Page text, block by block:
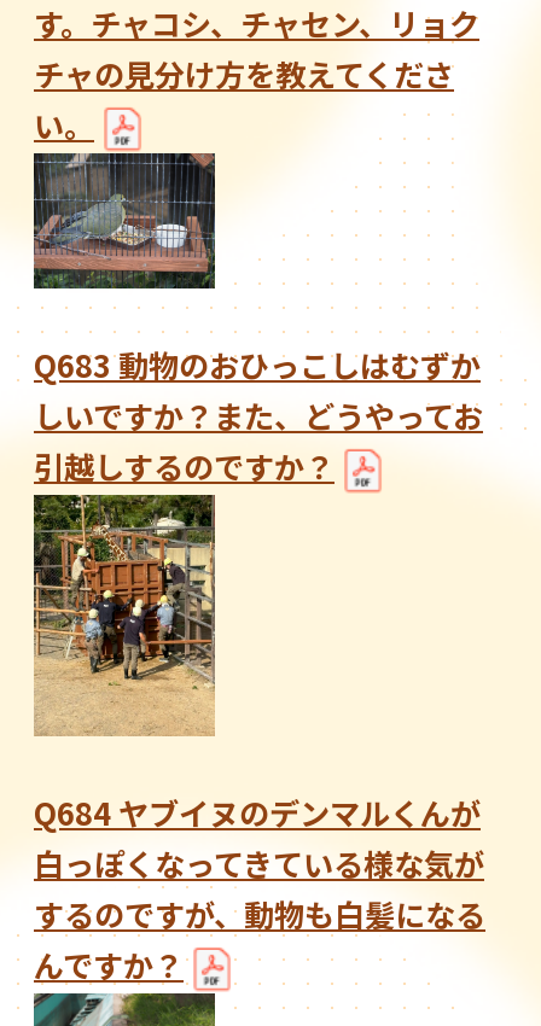
す。チャコシ、チャセン、リョク
チャの見分け方を教えてくださ
い。
Q683 動物のおひっこしはむずか
しいですか？また、どうやってお
引越しするのですか？
Q684 ヤブイヌのデンマルくんが
白っぽくなってきている様な気が
するのですが、動物も白髪になる
んですか？